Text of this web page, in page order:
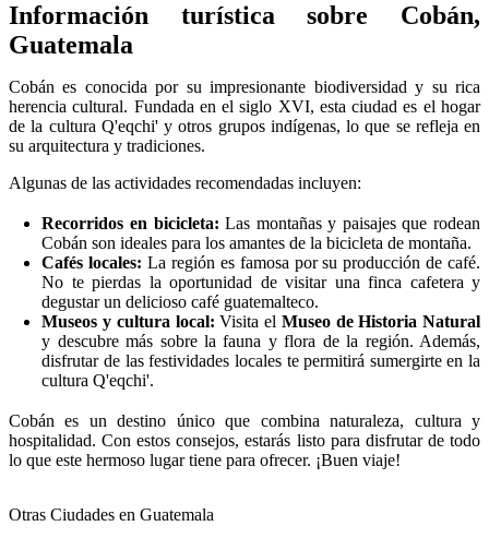
Información turística sobre Cobán,
Guatemala
Cobán es conocida por su impresionante biodiversidad y su rica
herencia cultural. Fundada en el siglo XVI, esta ciudad es el hogar
de la cultura Q'eqchi' y otros grupos indígenas, lo que se refleja en
su arquitectura y tradiciones.
Algunas de las actividades recomendadas incluyen:
Recorridos en bicicleta: Las montañas y paisajes que rodean
Cobán son ideales para los amantes de la bicicleta de montaña.
Cafés locales: La región es famosa por su producción de café.
No te pierdas la oportunidad de visitar una finca cafetera y
degustar un delicioso café guatemalteco.
Museos y cultura local: Visita el Museo de Historia Natural
y descubre más sobre la fauna y flora de la región. Además,
disfrutar de las festividades locales te permitirá sumergirte en la
cultura Q'eqchi'.
Cobán es un destino único que combina naturaleza, cultura y
hospitalidad. Con estos consejos, estarás listo para disfrutar de todo
lo que este hermoso lugar tiene para ofrecer. ¡Buen viaje!
Otras Ciudades en Guatemala